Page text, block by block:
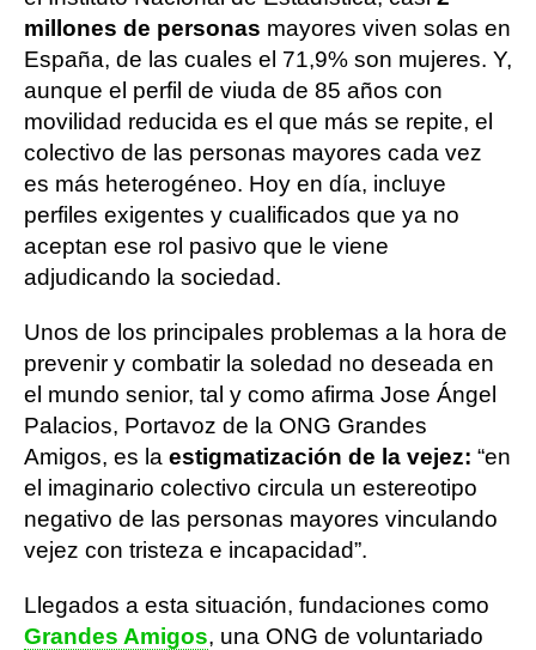
millones de personas mayores viven solas en
España, de las cuales el 71,9% son mujeres. Y,
aunque el perfil de viuda de 85 años con
movilidad reducida es el que más se repite, el
colectivo de las personas mayores cada vez
es más heterogéneo. Hoy en día, incluye
perfiles exigentes y cualificados que ya no
aceptan ese rol pasivo que le viene
adjudicando la sociedad.
Unos de los principales problemas a la hora de
prevenir y combatir la soledad no deseada en
el mundo senior, tal y como afirma Jose Ángel
Palacios, Portavoz de la ONG Grandes
Amigos, es la estigmatización de la vejez: “en
el imaginario colectivo circula un estereotipo
negativo de las personas mayores vinculando
vejez con tristeza e incapacidad”.
Llegados a esta situación, fundaciones como
Grandes Amigos, una ONG de voluntariado